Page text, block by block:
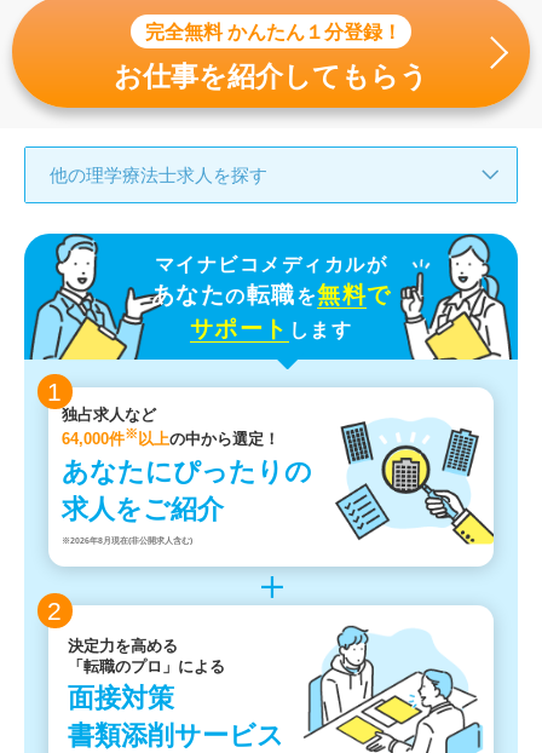
完全無料 かんたん１分登録！
お仕事を紹介してもらう
他の理学療法士求人を探す
マイナビコメディカルが
あなたの転職を無料で
サポート します
1
独占求人など
64,000件※以上の中から選定！
あなたにぴったりの
求人をご紹介
※2026年8月現在(非公開求人含む)
2
決定力を高める
「転職のプロ」による
面接対策
書類添削サービス